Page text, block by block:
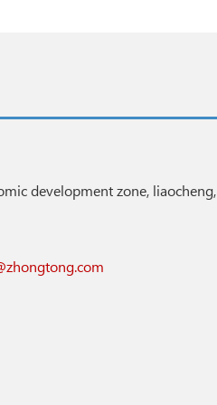
development zone, liaocheng,